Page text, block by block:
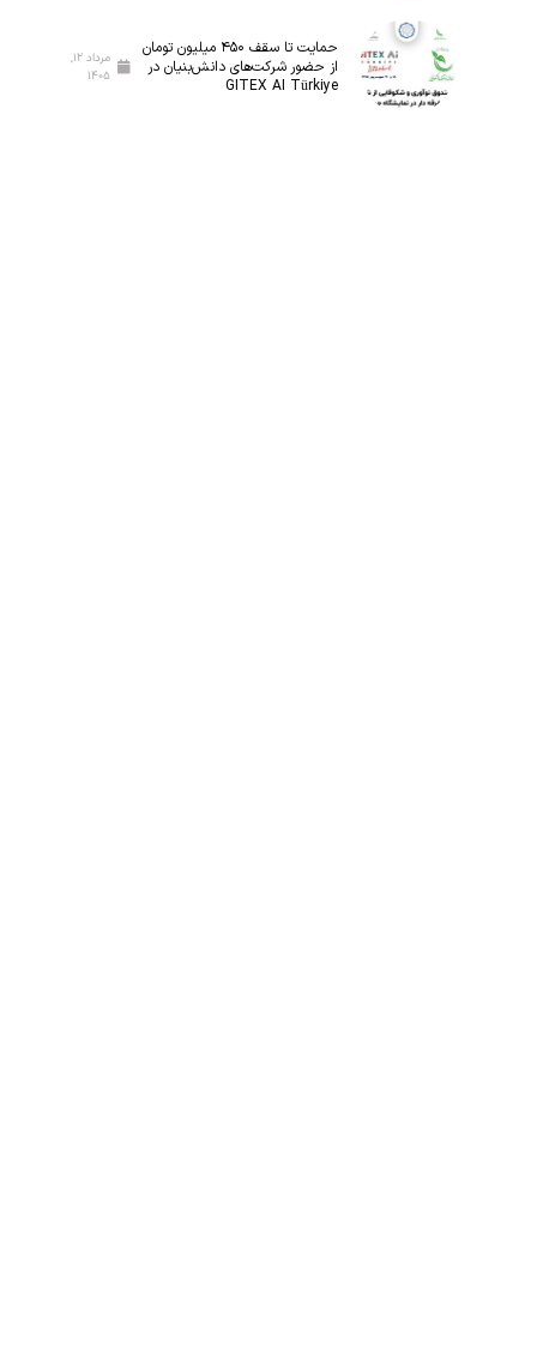
حمایت تا سقف ۴۵۰ میلیون تومان
از حضور شرکت‌های دانش‌بنیان در
GITEX AI Türkiye
مرداد ۱۲,
۱۴۰۵